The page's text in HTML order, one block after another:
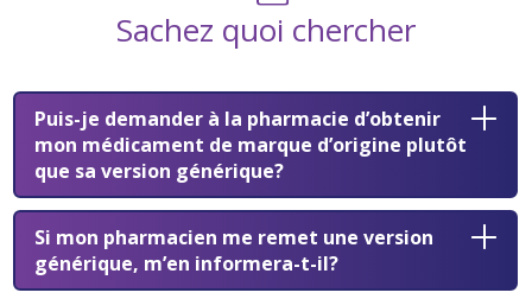
Sachez quoi chercher
Puis-je demander à la pharmacie d’obtenir
mon médicament de marque d’origine plutôt
que sa version générique?
Si mon pharmacien me remet une version
générique, m’en informera-t-il?